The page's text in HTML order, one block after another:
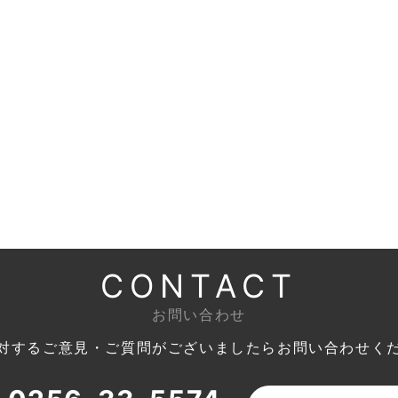
CONTACT
お問い合わせ
するご意見・ご質問がございましたら お問い合わせく